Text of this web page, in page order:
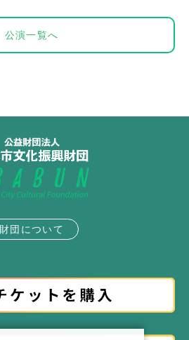
公演一覧へ
財団について